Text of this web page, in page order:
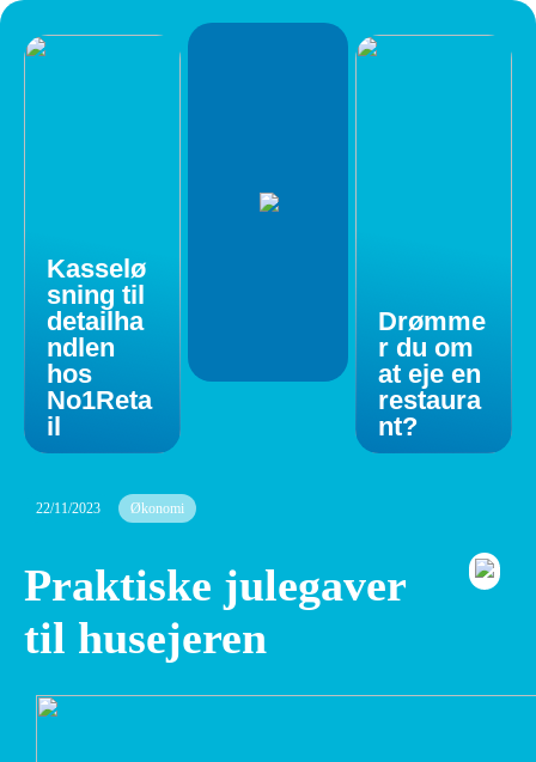
Kasselø
sning til
detailha
ndlen
hos
No1Reta
il
Drømme
r du om
at eje en
restaura
nt?
22/11/2023 Økonomi
Praktiske julegaver
til husejeren